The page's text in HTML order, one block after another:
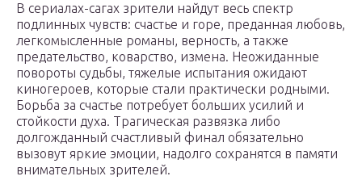
В сериалах-сагах зрители найдут весь спектр
подлинных чувств: счастье и горе, преданная любовь,
легкомысленные романы, верность, а также
предательство, коварство, измена. Неожиданные
повороты судьбы, тяжелые испытания ожидают
киногероев, которые стали практически родными.
Борьба за счастье потребует больших усилий и
стойкости духа. Трагическая развязка либо
долгожданный счастливый финал обязательно
вызовут яркие эмоции, надолго сохранятся в памяти
внимательных зрителей.